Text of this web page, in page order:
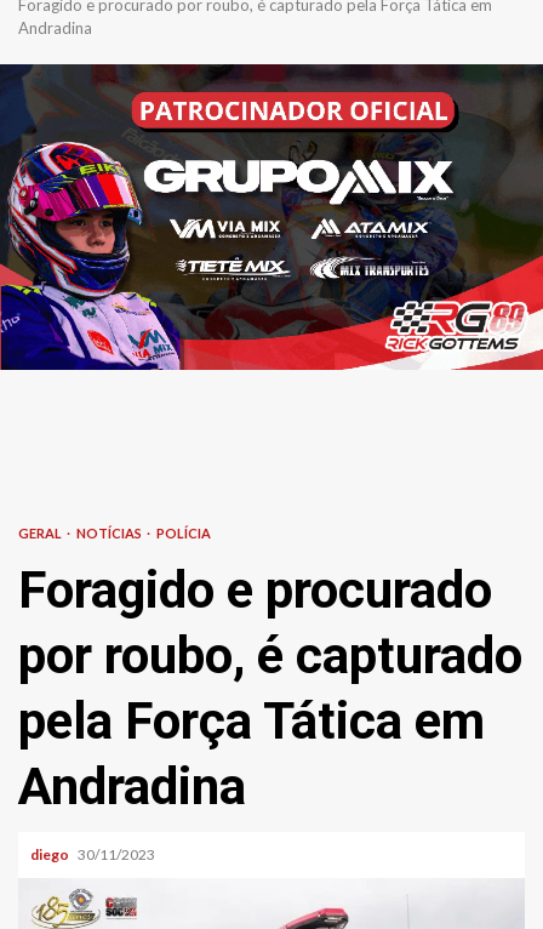
Foragido e procurado por roubo, é capturado pela Força Tática em
Andradina
GERAL NOTÍCIAS POLÍCIA
Foragido e procurado
por roubo, é capturado
pela Força Tática em
Andradina
diego 30/11/2023